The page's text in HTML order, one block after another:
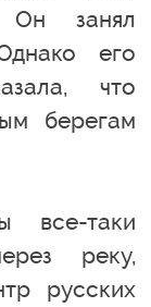
Он занял
его
что
берегам
все-таки
реку,
русских